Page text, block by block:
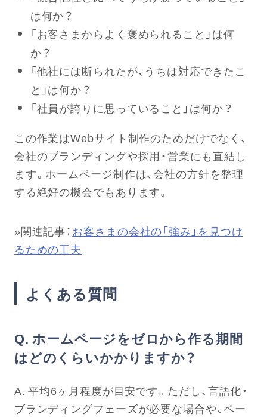
は何か？
「お客さまからよく褒められること」は何
か？
「他社には断られたが、うちは対応できたこ
と」は何か？
「社員が誇りに思っていること」は何か？
この作業はWebサイト制作のためだけでなく、
会社のブランディングや採用・営業にも直結し
ます。ホームページ制作は、会社の方針を整理
する絶好の機会でもあります。
»関連記事：お客さまの会社の「強み」を見つけ
るための工夫
よくある質問
Q. ホームページをゼロから作る期間
はどのくらいかかりますか？
A. 平均6ヶ月程度が目安です。ただし、言語化・
ブランディングフェーズが必要な場合や、ペー